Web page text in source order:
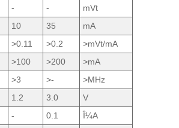
- -
mVt
10 35
mA
>0.11 >0.2
>mVt/mA
>100 >200
>mA
>3 >-
>MHz
1.2 3.0
V
- 0.1
Î¼A